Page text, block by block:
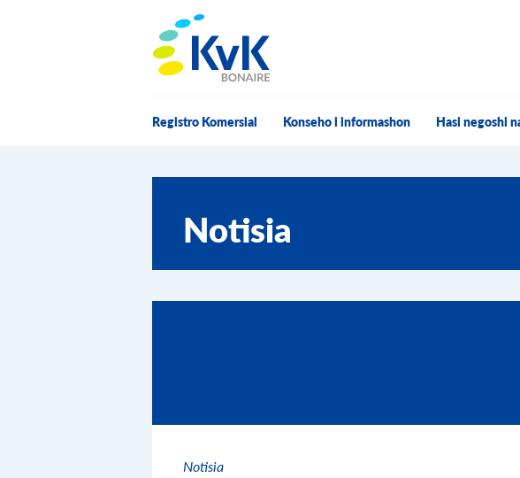
Registro Komersial Konseho i informashon Hasi negoshi
Notisia
Notisia